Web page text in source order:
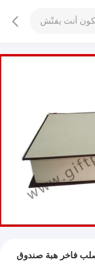
فاخر هبة صندوق